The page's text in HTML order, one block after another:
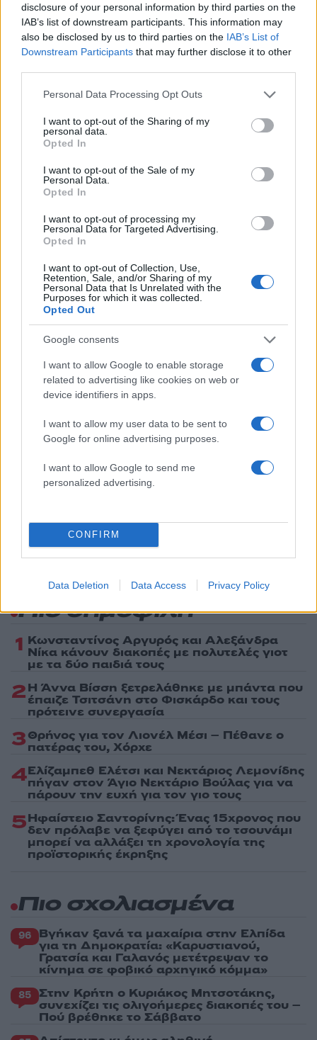
disclosure of your personal information by third parties on the
IAB’s list of downstream participants. This information may
also be disclosed by us to third parties on the IAB’s List of
Downstream Participants that may further disclose it to other
Please note that this website/app uses one or more Google
not limited to your visit or usage behaviour. You may click to
grant or deny consent to Google and its third-party tags to
use your data for below specified purposes in below Google
consent section.
Personal Data Processing Opt Outs
I want to opt-out of the Sharing of my
personal data.
Opted In
I want to opt-out of the Sale of my
Personal Data.
Opted In
I want to opt-out of processing my
Personal Data for Targeted Advertising.
Opted In
I want to opt-out of Collection, Use,
Retention, Sale, and/or Sharing of my
Personal Data that Is Unrelated with the
Purposes for which it was collected.
Opted Out
Google consents
I want to allow Google to enable storage
related to advertising like cookies on web or
device identifiers in apps.
I want to allow my user data to be sent to
Google for online advertising purposes.
I want to allow Google to send me
personalized advertising.
CONFIRM
Data Deletion Data Access Privacy Policy
Σχόλια
Σχολίασε εδώ
50 /50
Υποβολή σχολίου
Όροι Χρήσης . Το site προστατεύεται από reCAPTCHA, ισχύουν
Πολιτική Απορρήτου&Όροι Χρήσηςτης Google.
FIAT
Ακολουθήστε το Νewsit.gr στο
Jeep: Μείωση τιμής 10.000
ευρώ στο Jeep Compass
PHEV
BYD: Μεγαλύτερες
μειώσεις τιμών στα
ηλεκτρικά της
Πιο δημοφιλή
1 Κωνσταντίνος Αργυρός και Αλεξάνδρα
Νίκα κάνουν διακοπές με πολυτελές γιοτ
με τα δύο παιδιά τους
2Η Άννα Βίσση ξετρελάθηκε με μπάντα που
έπαιζε Τσιτσάνη στο Φισκάρδο και τους
πρότεινε συνεργασία
3Θρήνος για τον Λιονέλ Μέσι – Πέθανε ο
πατέρας του, Χόρχε
4Ελίζαμπεθ Ελέτσι και Νεκτάριος Λεμονίδης
πήγαν στον Άγιο Νεκτάριο Βούλας για να
πάρουν την ευχή για τον γιο τους
5Ηφαίστειο Σαντορίνης: Ένας 15χρονος που
δεν πρόλαβε να ξεφύγει από το τσουνάμι
μπορεί να αλλάξει τη χρονολογία της
προϊστορικής έκρηξης
Πιο σχολιασμένα
96 Βγήκαν ξανά τα μαχαίρια στην Ελπίδα
για τη Δημοκρατία: «Καρυστιανού,
Γρατσία και Γαλανός μετέτρεψαν το
κίνημα σε φοβικό αρχηγικό κόμμα»
85 Στην Κρήτη ο Κυριάκος Μητσοτάκης,
συνεχίζει τις ολιγοήμερες διακοπές του –
Πού βρέθηκε το Σάββατο